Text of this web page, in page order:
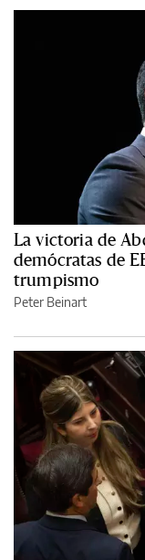
La victoria de
demócratas de
trumpismo
Peter Beinart